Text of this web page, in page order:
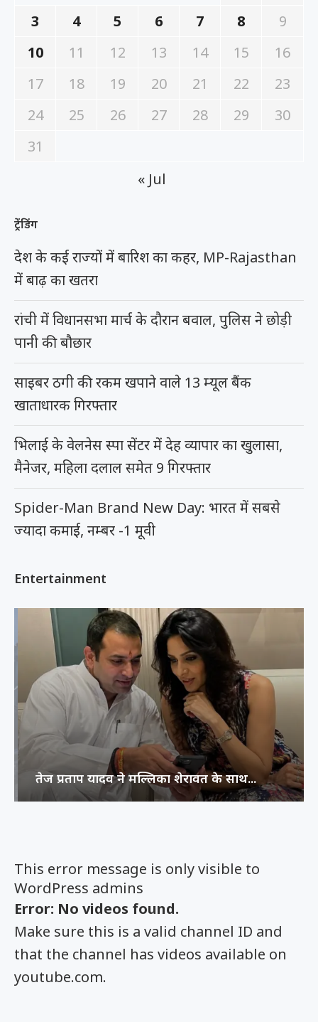
This error message is only visible to
WordPress admins
Error: No videos found.
Make sure this is a valid channel ID and
that the channel has videos available on
youtube.com.
3
4 5 6 7 8
9
10
11 12 13 14 15
16
17
18 19 20 21 22
23
24
25 26 27 28 29
30
31
« Jul
ट्रेंडिंग
देश के कई राज्यों में बारिश का कहर, MP-Rajasthan
में बाढ़ का खतरा
रांची में विधानसभा मार्च के दौरान बवाल, पुलिस ने छोड़ी
पानी की बौछार
साइबर ठगी की रकम खपाने वाले 13 म्यूल बैंक
खाताधारक गिरफ्तार
भिलाई के वेलनेस स्पा सेंटर में देह व्यापार का खुलासा,
मैनेजर, महिला दलाल समेत 9 गिरफ्तार
Spider-Man Brand New Day: भारत में सबसे
ज्यादा कमाई, नम्बर -1 मूवी
Entertainment
तेज प्रताप यादव ने मल्लिका शेरावत के साथ...